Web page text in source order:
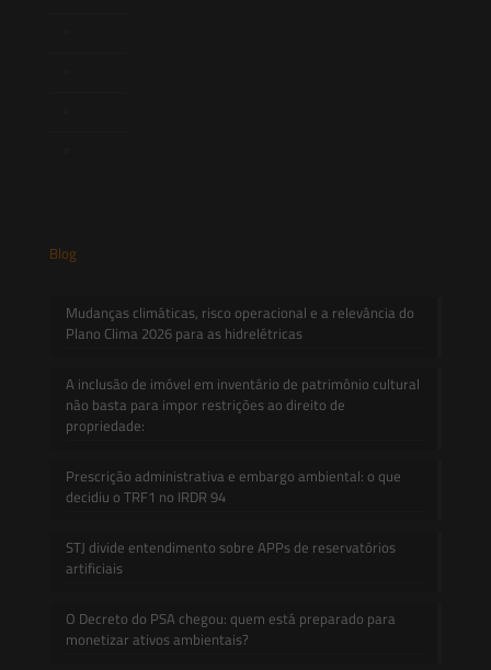
Blog
Mudanças climáticas, risco operacional e a relevância do
Plano Clima 2026 para as hidrelétricas
A inclusão de imóvel em inventário de patrimônio cultural
não basta para impor restrições ao direito de
propriedade:
Prescrição administrativa e embargo ambiental: o que
decidiu o TRF1 no IRDR 94
STJ divide entendimento sobre APPs de reservatórios
artificiais
O Decreto do PSA chegou: quem está preparado para
monetizar ativos ambientais?